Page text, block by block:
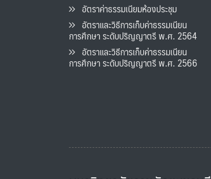
อัตราค่าธรรมเนียมห้องประชุม
อัตราและวิธีการเก็บค่าธรรมเนียน
การศึกษา ระดับปริญญาตรี พ.ศ. 2564
อัตราและวิธีการเก็บค่าธรรมเนียน
การศึกษา ระดับปริญญาตรี พ.ศ. 2566